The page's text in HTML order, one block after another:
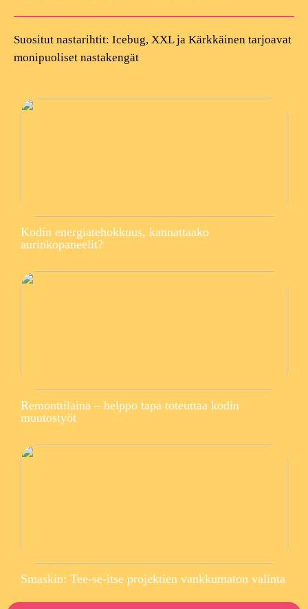
Suositut nastarihtit: Icebug, XXL ja Kärkkäinen tarjoavat
monipuoliset nastakengät
Kodin energiatehokkuus, kannattaako
aurinkopaneelit?
Remonttilaina – helppo tapa toteuttaa kodin
muutostyöt
Smaskin: Tee-se-itse projektien vankkumaton valinta